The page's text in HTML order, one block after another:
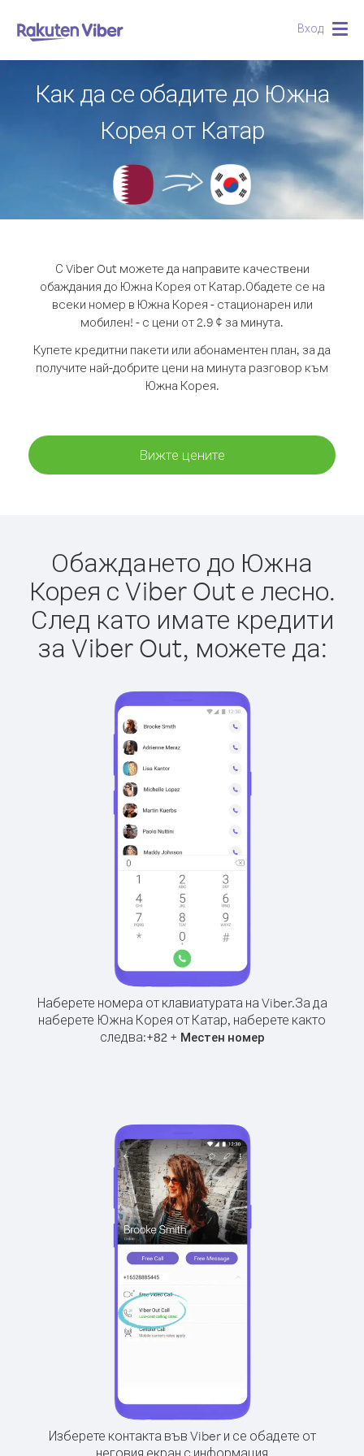
Вход
Как да се обадите до Южна
Корея от Катар
С Viber Out можете да направите качествени
обаждания до Южна Корея от Катар.Обадете се на
всеки номер в Южна Корея - стационарен или
мобилен! - с цени от 2.9 ¢ за минута.
Купете кредитни пакети или абонаментен план, за да
получите най-добрите цени на минута разговор към
Южна Корея.
Вижте цените
Обаждането до Южна
Корея с Viber Out е лесно.
След като имате кредити
за Viber Out, можете да:
Наберете номера от клавиатурата на Viber.За да
наберете Южна Корея от Катар, наберете както
следва:+82+ Местен номер
Изберете контакта във Viber и се обадете от
неговия екран с информация